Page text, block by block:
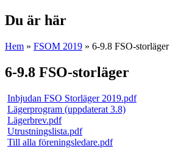
Du är här
Hem » FSOM 2019 » 6-9.8 FSO-storläger
6-9.8 FSO-storläger
Inbjudan FSO Storläger 2019.pdf
Lägerprogram (uppdaterat 3.8)
Lägerbrev.pdf
Utrustningslista.pdf
Till alla föreningsledare.pdf